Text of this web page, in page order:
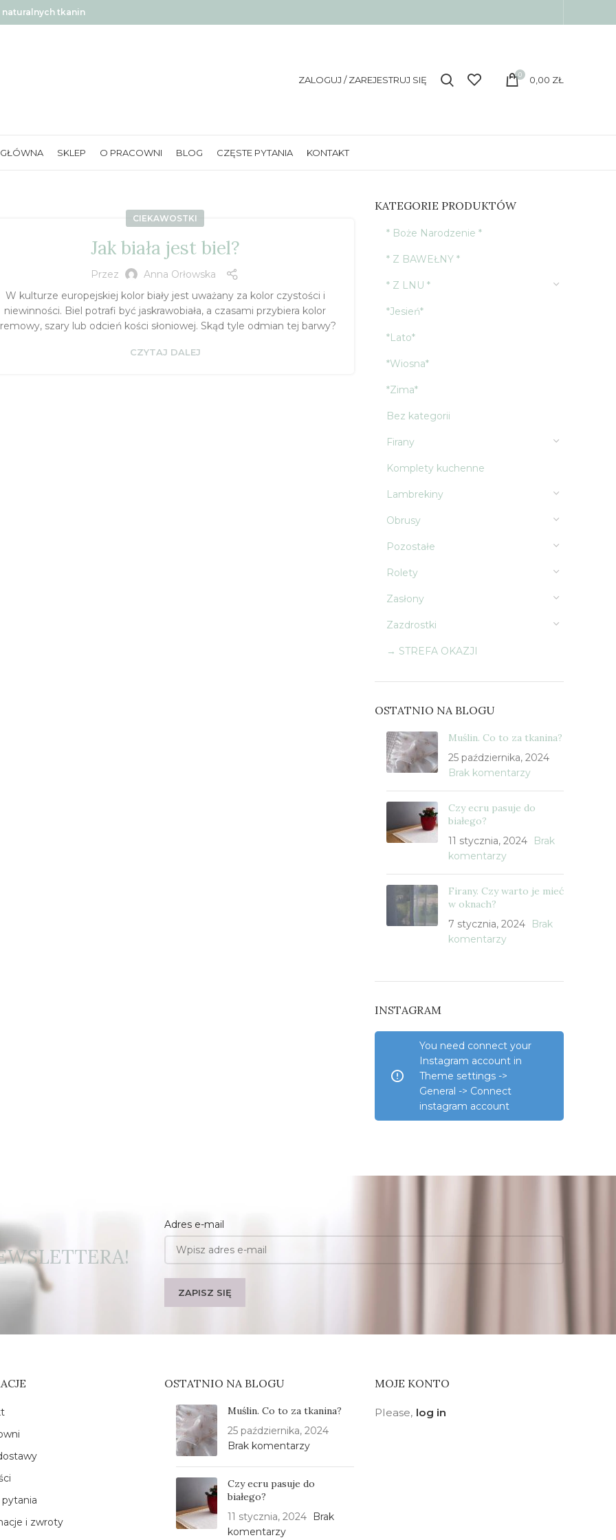
naturalnych tkanin
ZALOGUJ / ZAREJESTRUJ SIĘ 0 0,00 ZŁ
SKLEP O PRACOWNI BLOG CZĘSTE PYTANIA KONTAKT
CIEKAWOSTKI
Jak biała jest biel?
Przez
Anna Orłowska
W kulturze europejskiej kolor biały jest uważany za kolor czystości i
niewinności. Biel potrafi być jaskrawobiała, a czasami przybiera kolor
szary lub odcień kości słoniowej. Skąd tyle odmian tej barwy?
CZYTAJ DALEJ
KATEGORIE PRODUKTÓW
* Boże Narodzenie *
* Z BAWEŁNY *
* Z LNU *
*Jesień*
*Lato*
*Wiosna*
*Zima*
Bez kategorii
Firany
Komplety kuchenne
Lambrekiny
Obrusy
Pozostałe
Rolety
Zasłony
Zazdrostki
→ STREFA OKAZJI
OSTATNIO NA BLOGU
Muślin. Co to za tkanina?
25 października, 2024
Brak komentarzy
Czy ecru pasuje do
białego?
11 stycznia, 2024
Brak
komentarzy
Firany. Czy warto je mieć
w oknach?
7 stycznia, 2024
Brak
komentarzy
INSTAGRAM
You need connect your
Instagram account in
Theme settings ->
General -> Connect
instagram account
Adres e-mail
i zwroty
OSTATNIO NA BLOGU
Muślin. Co to za tkanina?
25 października, 2024
Brak komentarzy
Czy ecru pasuje do
białego?
11 stycznia, 2024
Brak
komentarzy
MOJE KONTO
Please, log in